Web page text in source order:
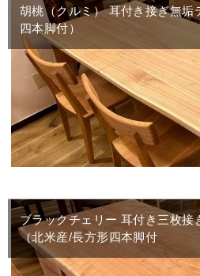
胡桃（クルミ） 耳付き接ぎ無垢
四本脚付）
ブラックチェリー 耳付き三枚接
（北米産/長方形四本脚付